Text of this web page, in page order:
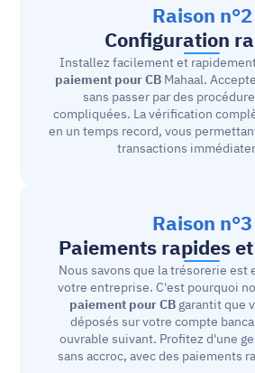
Raison n°2
Configuration
Installez facilement et
paiement pour CB Mahaal.
sans passer par des
compliquées. La vérification
en un temps record, vous
transactions
Raison n°3
Paiements rapides
Nous savons que la trésorerie
votre entreprise. C'est pourquoi
paiement pour CB garantit que
déposés sur votre compte
ouvrable suivant. Profitez d'une
sans accroc, avec des paiements